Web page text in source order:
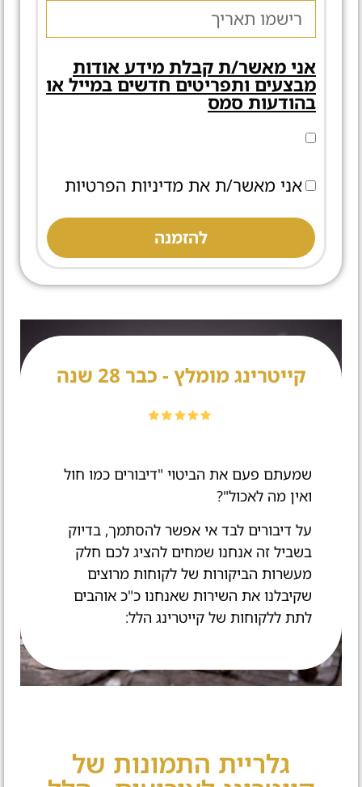
אני מאשר/ת קבלת מידע אודות
מבצעים ותפריטים חדשים במייל או
בהודעות סמס
אני מאשר/ת את מדיניות הפרטיות
להזמנה
קייטרינג מומלץ - כבר 28 שנה
שמעתם פעם את הביטוי "דיבורים כמו חול
ואין מה לאכול"?
על דיבורים לבד אי אפשר להסתמך, בדיוק
בשביל זה אנחנו שמחים להציג לכם חלק
מעשרות הביקורות של לקוחות מרוצים
שקיבלנו את השירות שאנחנו כ"כ אוהבים
לתת ללקוחות של קייטרינג הלל:
גלריית התמונות של